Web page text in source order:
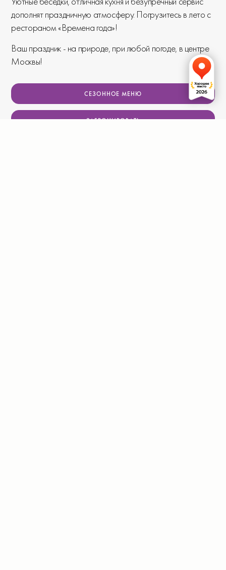
дополнят праздничную атмосферу. Погрузитесь в лето с
рестораном «Времена года»!
Ваш праздник - на природе, при любой погоде, в центре
Москвы!
СЕЗОННОЕ МЕНЮ
ЗАБРОНИРОВАТЬ